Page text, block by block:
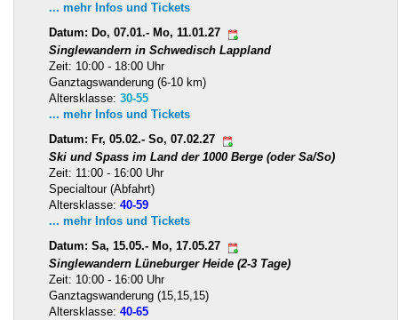
... mehr Infos und Tickets
Datum: Do, 07.01.- Mo, 11.01.27
Singlewandern in Schwedisch Lappland
Zeit: 10:00 - 18:00 Uhr
Ganztagswanderung (6-10 km)
Altersklasse: 30-55
... mehr Infos und Tickets
Datum: Fr, 05.02.- So, 07.02.27
Ski und Spass im Land der 1000 Berge (oder Sa/So)
Zeit: 11:00 - 16:00 Uhr
Specialtour (Abfahrt)
Altersklasse: 40-59
... mehr Infos und Tickets
Datum: Sa, 15.05.- Mo, 17.05.27
Singlewandern Lüneburger Heide (2-3 Tage)
Zeit: 10:00 - 16:00 Uhr
Ganztagswanderung (15,15,15)
Altersklasse: 40-65